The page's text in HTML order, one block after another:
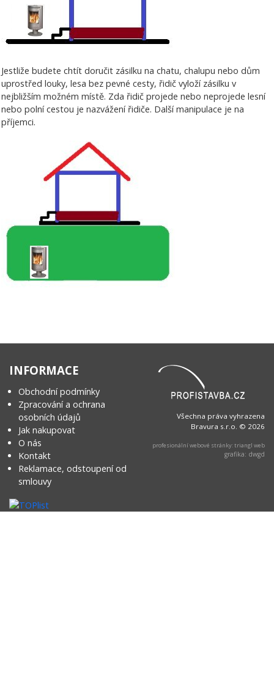
Jestliže budete chtít doručit zásilku na chatu, chalupu nebo dům
uprostřed louky, lesa bez pevné cesty, řidič vyloží zásilku v
nejbližším možném místě. Zda řidič projede nebo neprojede lesní
nebo polní cestou je nazvážení řidiče. Další manipulace je na
příjemci.
INFORMACE
Obchodní podmínky
Zpracování a ochrana
osobních údajů
Jak nakupovat
O nás
Kontakt
Reklamace, odstoupení od
smlouvy
Všechna práva vyhrazena
Bravura s.r.o. © 2026
profesionální webové stránky: triangl web
grafika: dwgd